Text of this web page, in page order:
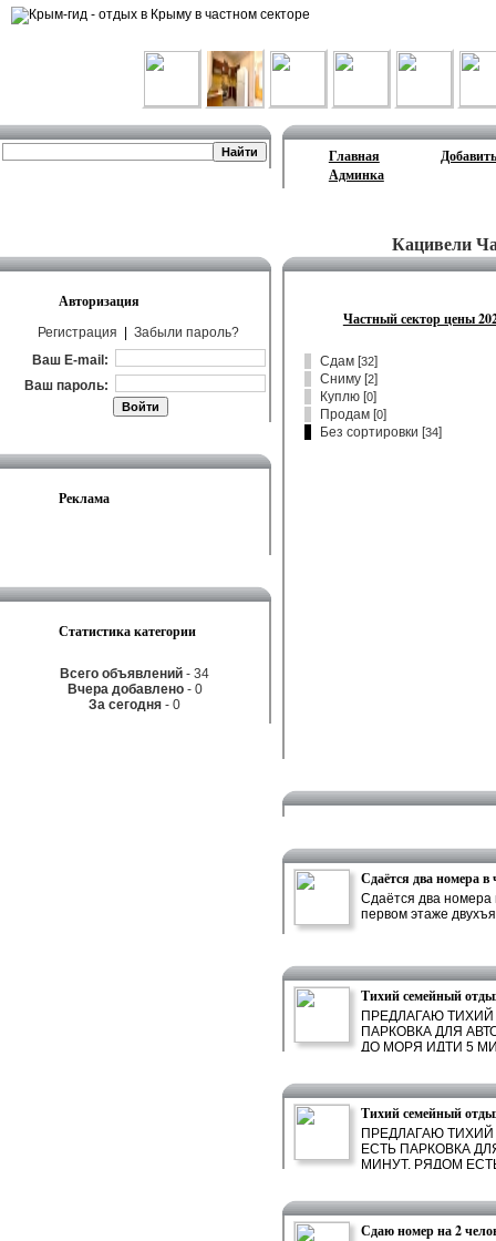
Главная
Админка
Кацивели
Частный сектор цены
Сдам[32]
Сниму[2]
Куплю[0]
Продам[0]
Без сортировки [34]
Сдаётся два номера в
Сдаётся два номера
первом этаже
Тихий семейный
ПРЕДЛАГАЮ
ПАРКОВКА ДЛЯ
ДО МОРЯ ИДТИ 5
Тихий семейный
ПРЕДЛАГАЮ
ЕСТЬ ПАРКОВКА
МИНУТ. РЯДОМ
Сдаю номер на 2
Авторизация
Регистрация
Забыли пароль?
Ваш E-mail:
Ваш пароль:
Реклама
Статистика категории
Всего объявлений - 34
Вчера добавлено- 0
За сегодня - 0